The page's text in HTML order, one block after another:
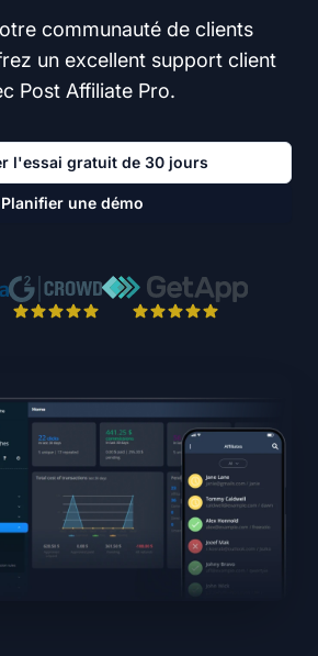
communauté de clients
un excellent support client
Post Affiliate Pro.
l'essai gratuit de 30 jours
Planifier une démo